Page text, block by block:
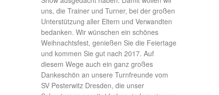
uns, die Trainer und Turner, bei der großen
Unterstützung aller Eltern und Verwandten
bedanken. Wir wünschen ein schönes
Weihnachtsfest, genießen Sie die Feiertage
und kommen Sie gut nach 2017. Auf
diesem Wege auch ein ganz großes
Dankeschön an unsere Turnfreunde vom
SV Pesterwitz Dresden, die unser